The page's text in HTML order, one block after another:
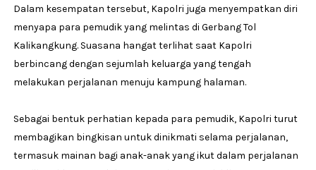
Dalam kesempatan tersebut, Kapolri juga menyempatkan diri
menyapa para pemudik yang melintas di Gerbang Tol
Kalikangkung. Suasana hangat terlihat saat Kapolri
berbincang dengan sejumlah keluarga yang tengah
melakukan perjalanan menuju kampung halaman.
Sebagai bentuk perhatian kepada para pemudik, Kapolri turut
membagikan bingkisan untuk dinikmati selama perjalanan,
termasuk mainan bagi anak-anak yang ikut dalam perjalanan